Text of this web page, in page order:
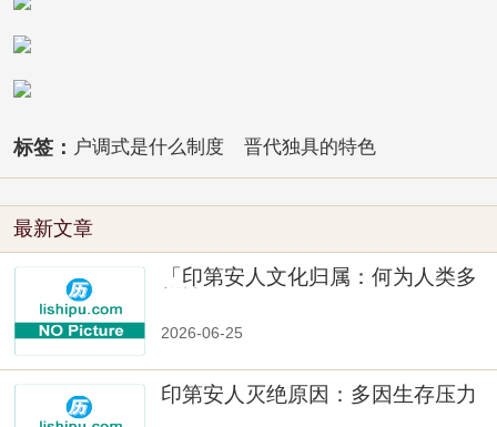
标签： 户调式是什么制度 晋代独具的特色
最新文章
「印第安人文化归属：何为人类多
2026-06-25
印第安人灭绝原因：多因生存压力